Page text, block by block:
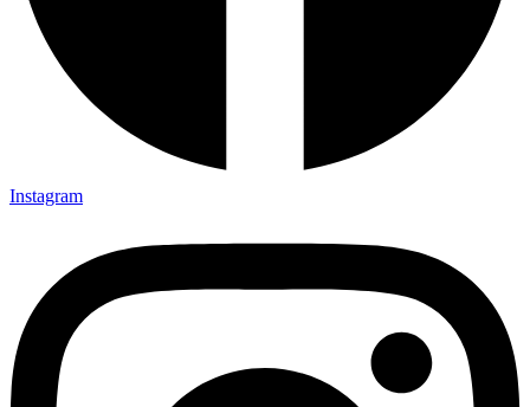
Instagram